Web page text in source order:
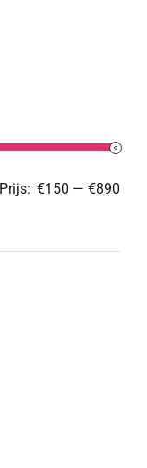
Prijs: €150 — €890